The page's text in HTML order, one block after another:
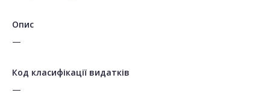
Опис
—
Код класифікації видатків
—